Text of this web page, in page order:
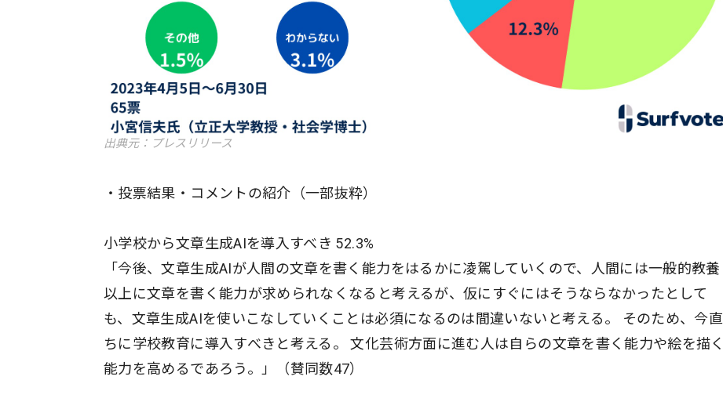
出典元：プレスリリース
・投票結果・コメントの紹介（一部抜粋）
小学校から文章生成AIを導入すべき 52.3%
「今後、文章生成AIが人間の文章を書く能力をはるかに凌駕していくので、人間には一般的教養
以上に文章を書く能力が求められなくなると考えるが、仮にすぐにはそうならなかったとして
も、文章生成AIを使いこなしていくことは必須になるのは間違いないと考える。 そのため、今直
ちに学校教育に導入すべきと考える。 文化芸術方面に進む人は自らの文章を書く能力や絵を描く
能力を高めるであろう。」（賛同数47）